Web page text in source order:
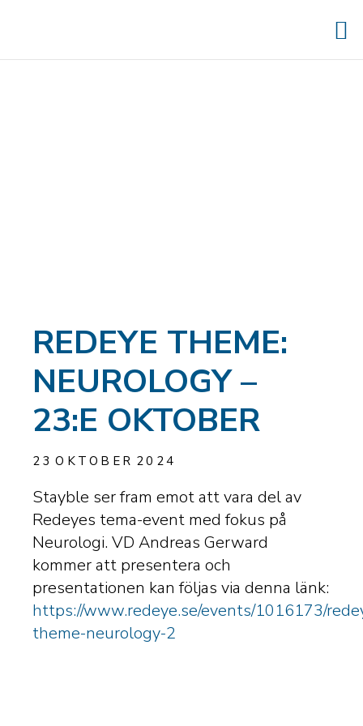
REDEYE THEME:
NEUROLOGY –
23:E OKTOBER
23 OKTOBER 2024
Stayble ser fram emot att vara del av
Redeyes tema-event med fokus på
Neurologi. VD Andreas Gerward
kommer att presentera och
presentationen kan följas via denna länk:
https://www.redeye.se/events/1016173/
theme-neurology-2